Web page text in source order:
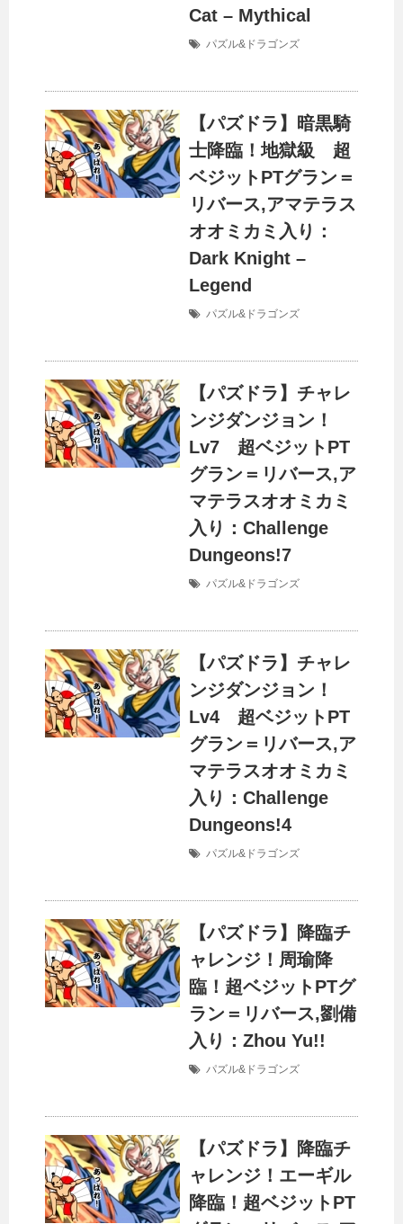
Cat – Mythical
パズル&ドラゴンズ
【パズドラ】暗黒騎
士降臨！地獄級 超
ベジットPTグラン＝
リバース,アマテラス
オオミカミ入り：
Dark Knight –
Legend
パズル&ドラゴンズ
【パズドラ】チャレ
ンジダンジョン！
Lv7 超ベジットPT
グラン＝リバース,ア
マテラスオオミカミ
入り：Challenge
Dungeons!7
パズル&ドラゴンズ
【パズドラ】チャレ
ンジダンジョン！
Lv4 超ベジットPT
グラン＝リバース,ア
マテラスオオミカミ
入り：Challenge
Dungeons!4
パズル&ドラゴンズ
【パズドラ】降臨チ
ャレンジ！周瑜降
臨！超ベジットPTグ
ラン＝リバース,劉備
入り：Zhou Yu!!
パズル&ドラゴンズ
【パズドラ】降臨チ
ャレンジ！エーギル
降臨！超ベジットPT